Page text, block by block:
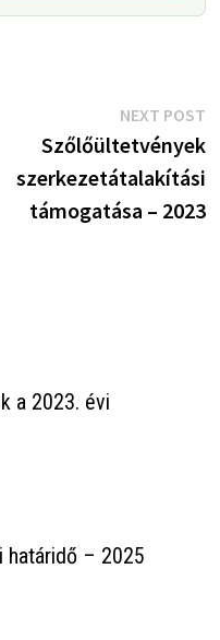
NEXT POST
Szőlőültetvények
szerkezetátalakítási
támogatása – 2023
a 2023. évi
határidő – 2025